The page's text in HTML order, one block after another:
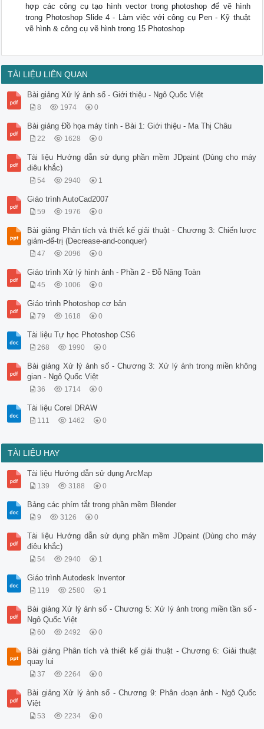
hợp các công cụ tạo hình vector trong photoshop để vẽ hình
trong Photoshop Slide 4 - Làm việc với công cụ Pen - Kỹ thuật
vẽ hình & công cụ vẽ hình trong 15 Photoshop
TÀI LIỆU LIÊN QUAN
Bài giảng Xử lý ảnh số - Giới thiệu - Ngô Quốc Việt
8 1974 0
Bài giảng Đồ họa máy tính - Bài 1: Giới thiệu - Ma Thị Châu
22 1628 0
Tài liệu Hướng dẫn sử dụng phần mềm JDpaint (Dùng cho máy
điêu khắc)
54 2940 1
Giáo trình AutoCad2007
59 1976 0
Bài giảng Phân tích và thiết kế giải thuật - Chương 3: Chiến lược
giảm-để-trị (Decrease-and-conquer)
47 2096 0
Giáo trình Xử lý hình ảnh - Phần 2 - Đỗ Năng Toàn
45 1006 0
Giáo trình Photoshop cơ bản
79 1618 0
Tài liệu Tự học Photoshop CS6
268 1990 0
Bài giảng Xử lý ảnh số - Chương 3: Xử lý ảnh trong miền không
gian - Ngô Quốc Việt
36 1714 0
Tài liệu Corel DRAW
111 1462 0
TÀI LIỆU HAY
Tài liệu Hướng dẫn sử dụng ArcMap
139 3188 0
Bảng các phím tắt trong phần mềm Blender
9 3126 0
Tài liệu Hướng dẫn sử dụng phần mềm JDpaint (Dùng cho máy
điêu khắc)
54 2940 1
Giáo trình Autodesk Inventor
119 2580 1
Bài giảng Xử lý ảnh số - Chương 5: Xử lý ảnh trong miền tần số -
Ngô Quốc Việt
60 2492 0
Bài giảng Phân tích và thiết kế giải thuật - Chương 6: Giải thuật
quay lui
37 2264 0
Bài giảng Xử lý ảnh số - Chương 9: Phân đoạn ảnh - Ngô Quốc
Việt
53 2234 0